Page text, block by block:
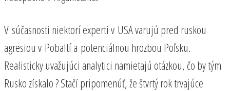
V súčasnosti niektorí experti v USA varujú pred ruskou
agresiou v Pobaltí a potenciálnou hrozbou Poľsku.
Realisticky uvažujúci analytici namietajú otázkou, čo by tým
Rusko získalo ? Stačí pripomenúť, že štvrtý rok trvajúce